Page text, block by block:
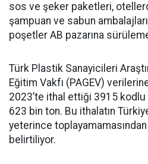
sos ve şeker paketleri,
şampuan ve sabun
poşetler AB pazarına
Türk Plastik Sanayicileri
Eğitim Vakfı (PAGEV)
2023’te ithal ettiği 3915 kodlu
623 bin ton. Bu ithalatın
yeterince toplayamamasından
belirtiliyor.